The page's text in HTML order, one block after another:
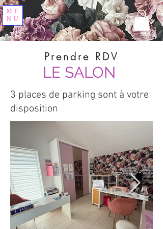
ME
NU
Prendre RDV
LE SALON
3 places de parking sont à votre
disposition